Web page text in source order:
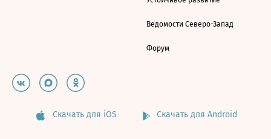
Ведомости Северо-Запад
Форум
Скачать для iOS Скачать для Android